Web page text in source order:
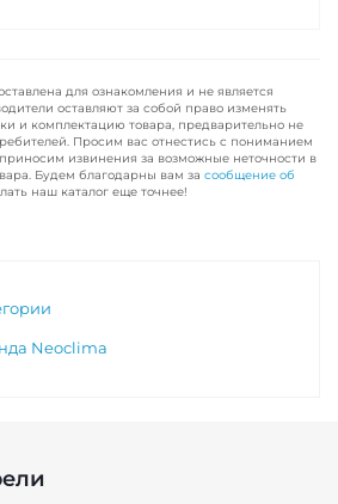
для ознакомления и не является
оставляют за собой право изменять
и комплектацию товара, предварительно не
Просим вас отнестись с пониманием
извинения за возможные неточности в
Будем благодарны вам за сообщение об
наш каталог еще точнее!
Neoclima